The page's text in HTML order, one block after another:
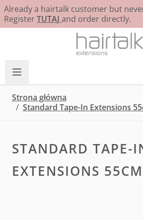
Already a hairtalk customer but
RegisterTUTAJ and order directly.
Strona główna
/ Standard Tape-In Extensions
STANDARD TAPE-
EXTENSIONS